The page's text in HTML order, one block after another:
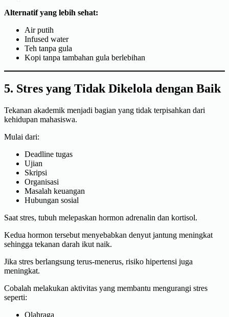
Alternatif yang lebih sehat:
Air putih
Infused water
Teh tanpa gula
Kopi tanpa tambahan gula berlebihan
5. Stres yang Tidak Dikelola dengan Baik
Tekanan akademik menjadi bagian yang tidak terpisahkan dari
kehidupan mahasiswa.
Mulai dari:
Deadline tugas
Ujian
Skripsi
Organisasi
Masalah keuangan
Hubungan sosial
Saat stres, tubuh melepaskan hormon adrenalin dan kortisol.
Kedua hormon tersebut menyebabkan denyut jantung meningkat
sehingga tekanan darah ikut naik.
Jika stres berlangsung terus-menerus, risiko hipertensi juga
meningkat.
Cobalah melakukan aktivitas yang membantu mengurangi stres
seperti:
Olahraga